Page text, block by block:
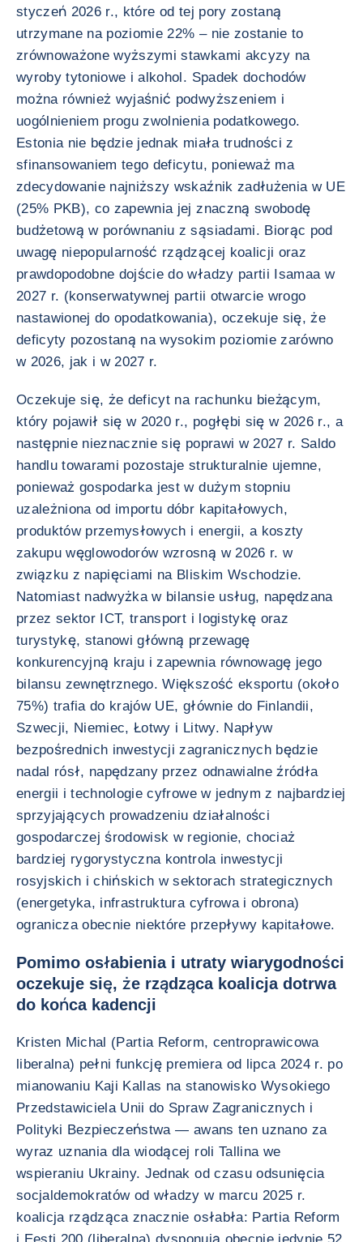
styczeń 2026 r., które od tej pory zostaną
utrzymane na poziomie 22% – nie zostanie to
zrównoważone wyższymi stawkami akcyzy na
wyroby tytoniowe i alkohol. Spadek dochodów
można również wyjaśnić podwyższeniem i
uogólnieniem progu zwolnienia podatkowego.
Estonia nie będzie jednak miała trudności z
sfinansowaniem tego deficytu, ponieważ ma
zdecydowanie najniższy wskaźnik zadłużenia w UE
(25% PKB), co zapewnia jej znaczną swobodę
budżetową w porównaniu z sąsiadami. Biorąc pod
uwagę niepopularność rządzącej koalicji oraz
prawdopodobne dojście do władzy partii Isamaa w
2027 r. (konserwatywnej partii otwarcie wrogo
nastawionej do opodatkowania), oczekuje się, że
deficyty pozostaną na wysokim poziomie zarówno
w 2026, jak i w 2027 r.
Oczekuje się, że deficyt na rachunku bieżącym,
który pojawił się w 2020 r., pogłębi się w 2026 r., a
następnie nieznacznie się poprawi w 2027 r. Saldo
handlu towarami pozostaje strukturalnie ujemne,
ponieważ gospodarka jest w dużym stopniu
uzależniona od importu dóbr kapitałowych,
produktów przemysłowych i energii, a koszty
zakupu węglowodorów wzrosną w 2026 r. w
związku z napięciami na Bliskim Wschodzie.
Natomiast nadwyżka w bilansie usług, napędzana
przez sektor ICT, transport i logistykę oraz
turystykę, stanowi główną przewagę
konkurencyjną kraju i zapewnia równowagę jego
bilansu zewnętrznego. Większość eksportu (około
75%) trafia do krajów UE, głównie do Finlandii,
Szwecji, Niemiec, Łotwy i Litwy. Napływ
bezpośrednich inwestycji zagranicznych będzie
nadal rósł, napędzany przez odnawialne źródła
energii i technologie cyfrowe w jednym z najbardziej
sprzyjających prowadzeniu działalności
gospodarczej środowisk w regionie, chociaż
bardziej rygorystyczna kontrola inwestycji
rosyjskich i chińskich w sektorach strategicznych
(energetyka, infrastruktura cyfrowa i obrona)
ogranicza obecnie niektóre przepływy kapitałowe.
Pomimo osłabienia i utraty wiarygodności
oczekuje się, że rządząca koalicja dotrwa
do końca kadencji
Kristen Michal (Partia Reform, centroprawicowa
liberalna) pełni funkcję premiera od lipca 2024 r. po
mianowaniu Kaji Kallas na stanowisko Wysokiego
Przedstawiciela Unii do Spraw Zagranicznych i
Polityki Bezpieczeństwa — awans ten uznano za
wyraz uznania dla wiodącej roli Tallina we
wspieraniu Ukrainy. Jednak od czasu odsunięcia
socjaldemokratów od władzy w marcu 2025 r.
koalicja rządząca znacznie osłabła: Partia Reform